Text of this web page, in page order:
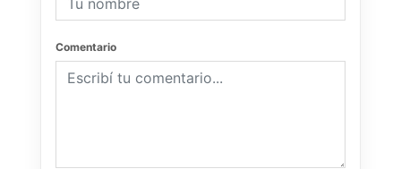
Comentario